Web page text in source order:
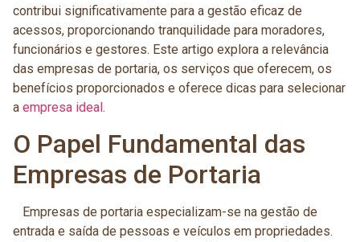
contribui significativamente para a gestão eficaz de
acessos, proporcionando tranquilidade para moradores,
funcionários e gestores. Este artigo explora a relevância
das empresas de portaria, os serviços que oferecem, os
benefícios proporcionados e oferece dicas para selecionar
a empresa ideal.
O Papel Fundamental das
Empresas de Portaria
Empresas de portaria especializam-se na gestão de
entrada e saída de pessoas e veículos em propriedades.